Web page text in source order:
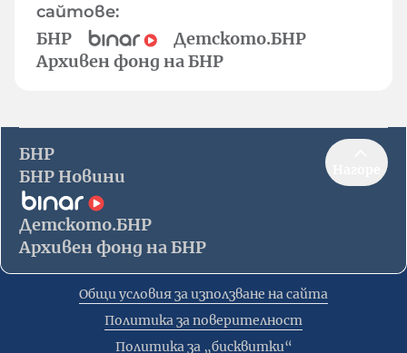
сайтове:
БНР
Детското.БНР
Архивен фонд на БНР
БНР
БНР Новини
Детското.БНР
Архивен фонд на БНР
Общи условия за използване на сайта
Политика за поверителност
Политика за „бисквитки“